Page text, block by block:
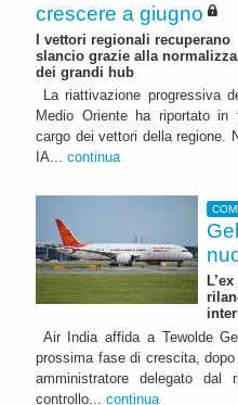
crescere a giugno
I vettori regionali recuperano
slancio grazie alla
dei grandi hub
La riattivazione progressiva
Medio Oriente ha riportato in
cargo dei vettori della regione.
IA... continua
Air India affida a Tewolde
prossima fase di crescita,
amministratore delegato dal
controllo... continua